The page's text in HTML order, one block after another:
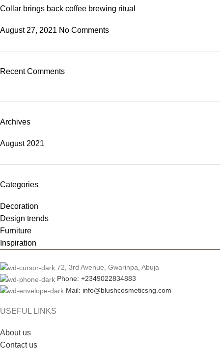
Collar brings back coffee brewing ritual
August 27, 2021 No Comments
Recent Comments
Archives
August 2021
Categories
Decoration
Design trends
Furniture
Inspiration
72, 3rd Avenue, Gwarinpa, Abuja
Phone: +2349022834883
Mail: info@blushcosmeticsng.com
USEFUL LINKS
About us
Contact us